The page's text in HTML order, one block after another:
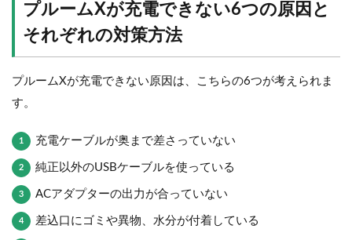
プルームXが充電できない6つの原因と
それぞれの対策方法
プルームXが充電できない原因は、こちらの6つが考えられま
す。
充電ケーブルが奥まで差さっていない
純正以外のUSBケーブルを使っている
ACアダプターの出力が合っていない
差込口にゴミや異物、水分が付着している